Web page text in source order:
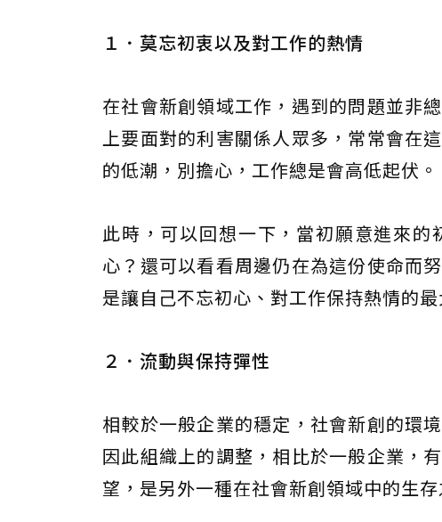
１．莫忘初衷以及對工作的熱情
在社會新創領域工作，遇到的問題並非
上要面對的利害關係人眾多，常常會在
的低潮，別擔心，工作總是會高低起伏。
此時，可以回想一下，當初願意進來
心？還可以看看周邊仍在為這份使命而
是讓自己不忘初心、對工作保持熱情的最
２．流動與保持彈性
相較於一般企業的穩定，社會新創的環
因此組織上的調整，相比於一般企業，
望，是另外一種在社會新創領域中的生存